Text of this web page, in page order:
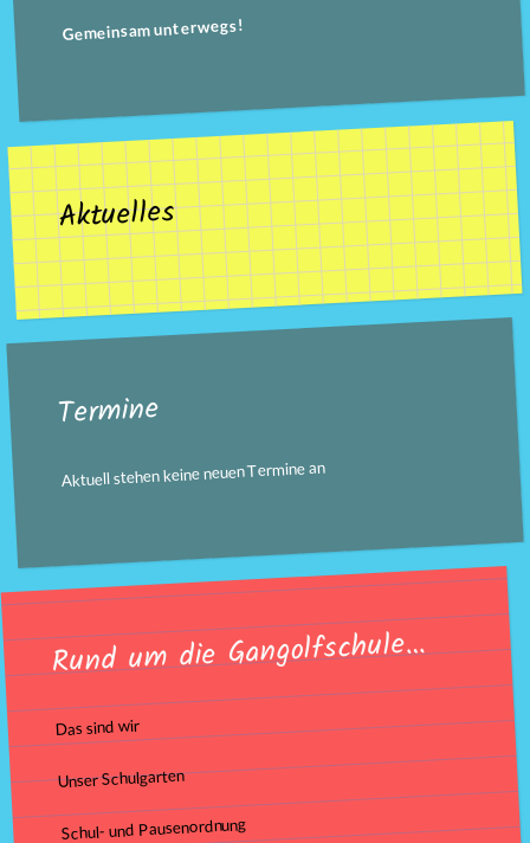
Gemeinsam unterwegs!
Aktuelles
Termine
Aktuell stehen keine neuen Termine an
Rund um die Gangolfschule…
Das sind wir
Unser Schulgarten
Schul- und Pausenordnung